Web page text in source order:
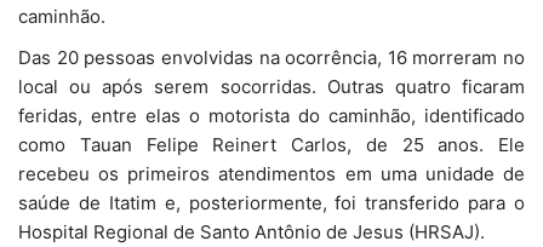
caminhão.
Das 20 pessoas envolvidas na ocorrência, 16 morreram no
local ou após serem socorridas. Outras quatro ficaram
feridas, entre elas o motorista do caminhão, identificado
como Tauan Felipe Reinert Carlos, de 25 anos. Ele
recebeu os primeiros atendimentos em uma unidade de
saúde de Itatim e, posteriormente, foi transferido para o
Hospital Regional de Santo Antônio de Jesus (HRSAJ).